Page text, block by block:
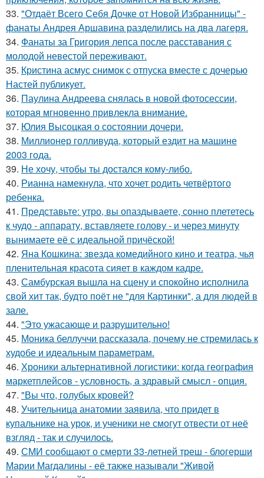
33. "Отдаёт Всего Себя Дочке от Новой Избранницы" -
фанаты Андрея Аршавина разделились на два лагеря.
34. Фанаты за Григория лепса после расставания с
молодой невестой переживают.
35. Кристина асмус снимок с отпуска вместе с дочерью
Настей публикует.
36. Паулина Андреева снялась в новой фотосессии,
которая мгновенно привлекла внимание.
37. Юлия Высоцкая о состоянии дочери.
38. Миллионер голливуда, который ездит на машине
2003 года.
39. Не хочу, чтобы ты достался кому-либо.
40. Рианна намекнула, что хочет родить четвёртого
ребенка.
41. Представьте: утро, вы опаздываете, сонно плететесь
к чудо - аппарату, вставляете голову - и через минуту
вынимаете её с идеальной причёской!
42. Яна Кошкина: звезда комедийного кино и театра, чья
пленительная красота сияет в каждом кадре.
43. Самбурская вышла на сцену и спокойно исполнила
свой хит так, будто поёт не "для Картинки", а для людей в
зале.
44. "Это ужасающе и разрушительно!
45. Моника беллуччи рассказала, почему не стремилась к
худобе и идеальным параметрам.
46. Хроники альтернативной логистики: когда география
маркетплейсов - условность, а здравый смысл - опция.
47. "Вы что, голубых кровей?
48. Учительница анатомии заявила, что придет в
купальнике на урок, и ученики не смогут отвести от неё
взгляд - так и случилось.
49. СМИ сообщают о смерти 33-летней треш - блогерши
Марии Магдалины - её также называли "Живой